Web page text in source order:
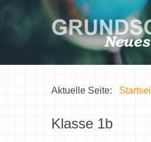
Aktuelle Seite:
Klasse 1b